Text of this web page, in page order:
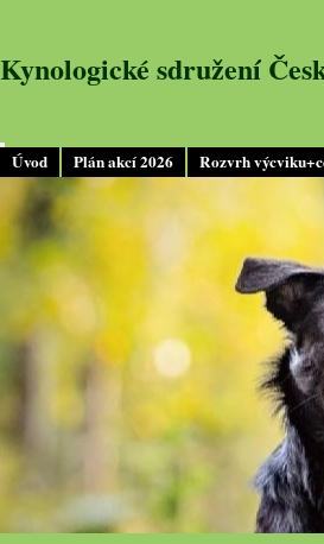
Úvod Plán akcí 2026 Rozvrh
Kynologické sdružení